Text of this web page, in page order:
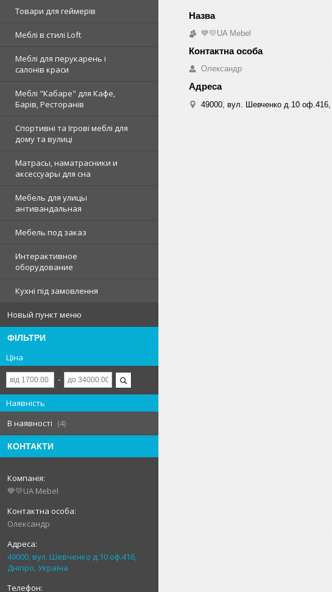
Товари для геймерів
Меблі в стилі Loft
Меблі для перукарень і
салонів краси
Меблі "Кабаре" для Кафе,
Барів, Ресторанів
Спортивні та Ігрові меблі для
дому та вулиці
Матрасы, наматрасники и
аксессуары для сна
Мебель для улицы
антивандальная
Мебель под заказ
Интерактивное
оборудование
Кухні під замовлення
Новый пункт меню
ФІЛЬТРИ
Ціна
Наявність
В наявності
4
КОНТАКТИ
💙💛UA Mebel
Олександр
49000, вул. Шевченко д.10 оф.416,
Дніпро, Україна
💙💛UA Mebel
Олександр
49000, вул. Шевченко д.10 оф.416,